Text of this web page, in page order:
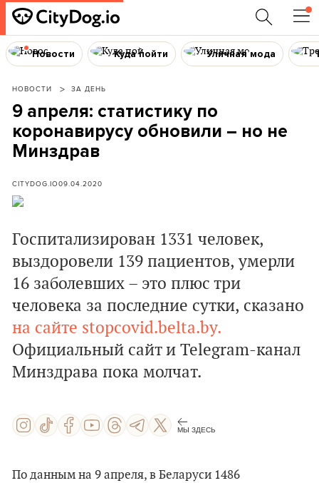
Новости Куда пойти Уличная мода
НОВОСТИ ЗА ДЕНЬ
9 апреля: статистику по
коронавирусу обновили – но не
Минздрав
CITYDOG.IO09.04.2020
Госпитализирован 1331 человек,
выздоровели 139 пациентов, умерли
16 заболевших – это плюс три
человека за последние сутки, сказано
на сайте stopcovid.belta.by.
Официальный сайт и Telegram-канал
Минздрава пока молчат.
МЫ ЗДЕСЬ
По данным на 9 апреля, в Беларуси 1486